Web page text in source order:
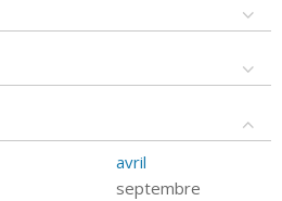
avril
septembre